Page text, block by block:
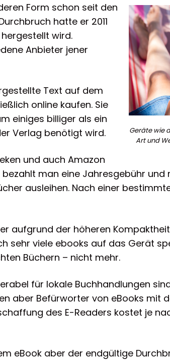
Geräte wie
Art und
Form schon seit den
hatte er 2011
wird.
Anbieter jener
Text auf dem
online kaufen. Sie
einiges billiger als ein
Verlag benötigt wird.
und auch Amazon
bezahlt man eine Jahresgebühr
ausleihen. Nach einer
aufgrund der höheren
sehr viele ebooks auf das Gerät
Büchern – nicht mehr.
für lokale Buchhandlungen
aber Befürworter von eBooks mit
des E-Readers kostet je
eBook aber der endgültige